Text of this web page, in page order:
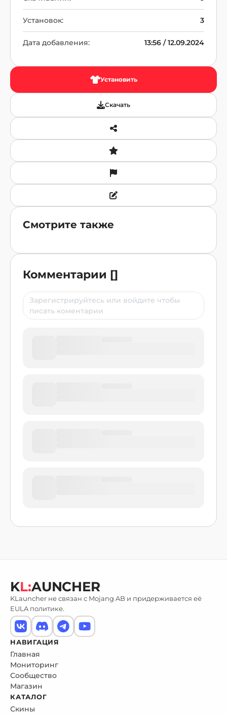
Установок: 3
Дата добавления: 13:56 / 12.09.2024
Установить
Скачать
Смотрите также
Комментарии []
KL:AUNCHER
KLauncher не связан с Mojang AB и придерживается её
EULA политике.
НАВИГАЦИЯ
Главная
Мониторинг
Сообщество
Магазин
КАТАЛОГ
Скины